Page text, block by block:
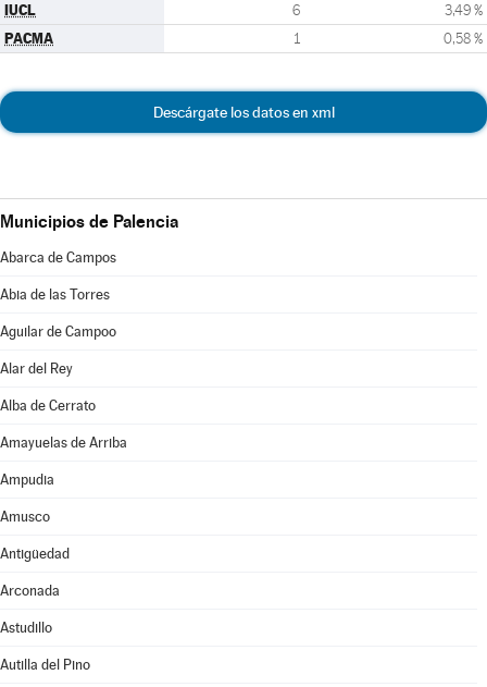
IUCL 6 3,49 %
PACMA 1 0,58 %
Descárgate los datos en xml
Municipios de Palencia
Abarca de Campos
Abia de las Torres
Aguilar de Campoo
Alar del Rey
Alba de Cerrato
Amayuelas de Arriba
Ampudia
Amusco
Antigüedad
Arconada
Astudillo
Autilla del Pino